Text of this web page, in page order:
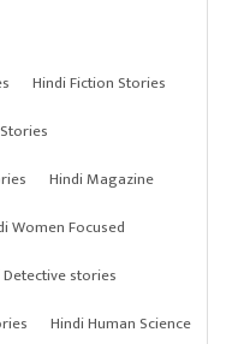
Hindi Fiction Stories
Hindi Magazine
Women Focused
stories
Hindi Human Science